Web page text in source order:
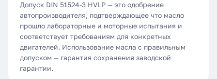
Допуск DIN 51524-3 HVLP — это одобрение
автопроизводителя, подтверждающее что масло
прошло лабораторные и моторные испытания и
соответствует требованиям для конкретных
двигателей. Использование масла с правильным
допуском — гарантия сохранения заводской
гарантии.